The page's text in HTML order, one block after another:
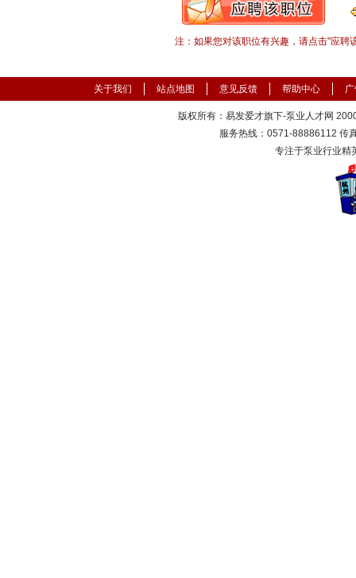
注：如果您对该职位有兴趣，请点击"应聘
关于我们 站点地图 意见反馈 帮助中心
版权所有：易发爱才旗下-泵业人才网
服务热线：0571-88886112 传
专注于泵业行业精